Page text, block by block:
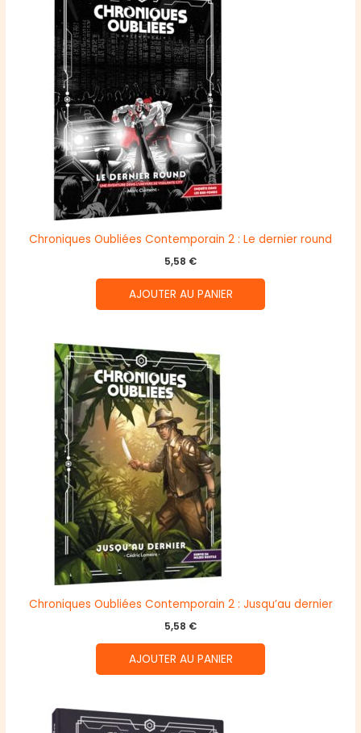
Chroniques Oubliées Contemporain 2 : Le dernier round
5,58 €
AJOUTER AU PANIER
Chroniques Oubliées Contemporain 2 : Jusqu’au dernier
5,58 €
AJOUTER AU PANIER